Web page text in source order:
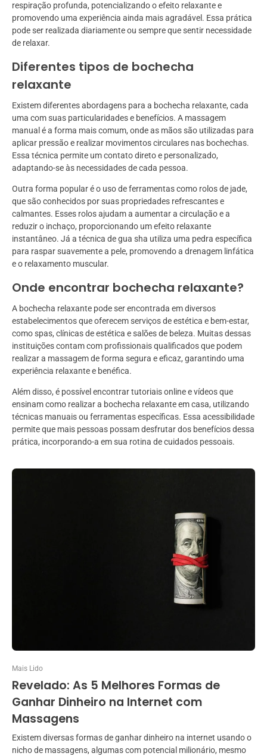
respiração profunda, potencializando o efeito relaxante e
promovendo uma experiência ainda mais agradável. Essa prática
pode ser realizada diariamente ou sempre que sentir necessidade
de relaxar.
Diferentes tipos de bochecha
relaxante
Existem diferentes abordagens para a bochecha relaxante, cada
uma com suas particularidades e benefícios. A massagem
manual é a forma mais comum, onde as mãos são utilizadas para
aplicar pressão e realizar movimentos circulares nas bochechas.
Essa técnica permite um contato direto e personalizado,
adaptando-se às necessidades de cada pessoa.
Outra forma popular é o uso de ferramentas como rolos de jade,
que são conhecidos por suas propriedades refrescantes e
calmantes. Esses rolos ajudam a aumentar a circulação e a
reduzir o inchaço, proporcionando um efeito relaxante
instantâneo. Já a técnica de gua sha utiliza uma pedra específica
para raspar suavemente a pele, promovendo a drenagem linfática
e o relaxamento muscular.
Onde encontrar bochecha relaxante?
A bochecha relaxante pode ser encontrada em diversos
estabelecimentos que oferecem serviços de estética e bem-estar,
como spas, clínicas de estética e salões de beleza. Muitas dessas
instituições contam com profissionais qualificados que podem
realizar a massagem de forma segura e eficaz, garantindo uma
experiência relaxante e benéfica.
Além disso, é possível encontrar tutoriais online e vídeos que
ensinam como realizar a bochecha relaxante em casa, utilizando
técnicas manuais ou ferramentas específicas. Essa acessibilidade
permite que mais pessoas possam desfrutar dos benefícios dessa
prática, incorporando-a em sua rotina de cuidados pessoais.
Mais Lido
Revelado: As 5 Melhores Formas de
Ganhar Dinheiro na Internet com
Massagens
Existem diversas formas de ganhar dinheiro na internet usando o
nicho de massagens, algumas com potencial milionário, mesmo